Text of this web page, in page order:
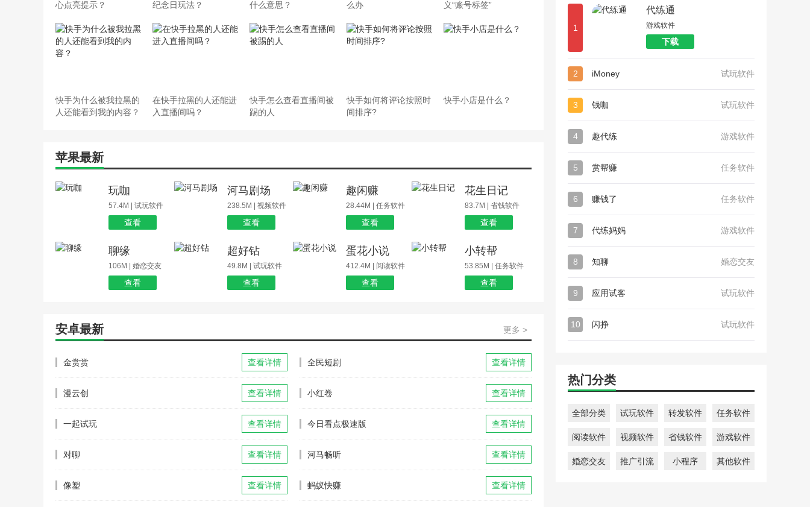
心点亮提示？
纪念日玩法？
什么意思？
么办
义“账号标签”
快手为什么被我拉黑的
人还能看到我的内容？
在快手拉黑的人还能进
入直播间吗？
快手怎么查看直播间被
踢的人
快手如何将评论按照时
间排序?
快手小店是什么？
苹果最新
玩咖
57.4M | 试玩软件
查看
河马剧场
238.5M | 视频软件
查看
趣闲赚
28.44M | 任务软件
查看
花生日记
83.7M | 省钱软件
查看
聊缘
106M | 婚恋交友
查看
超好钻
49.8M | 试玩软件
查看
蛋花小说
412.4M | 阅读软件
查看
小转帮
53.85M | 任务软件
查看
安卓最新 更多 >
金赏赏 查看详情 全民短剧 查看详情
漫云创 查看详情 小红卷 查看详情
一起试玩 查看详情 今日看点极速版 查看详情
对聊 查看详情 河马畅听 查看详情
像塑 查看详情 蚂蚁快赚 查看详情
1
代练通
游戏软件
下载
2 iMoney 试玩软件
3 钱咖 试玩软件
4 趣代练 游戏软件
5 赏帮赚 任务软件
6 赚钱了 任务软件
7 代练妈妈 游戏软件
8 知聊 婚恋交友
9 应用试客 试玩软件
10 闪挣 试玩软件
热门分类
全部分类 试玩软件 转发软件 任务软件
阅读软件 视频软件 省钱软件 游戏软件
婚恋交友 推广引流 小程序 其他软件